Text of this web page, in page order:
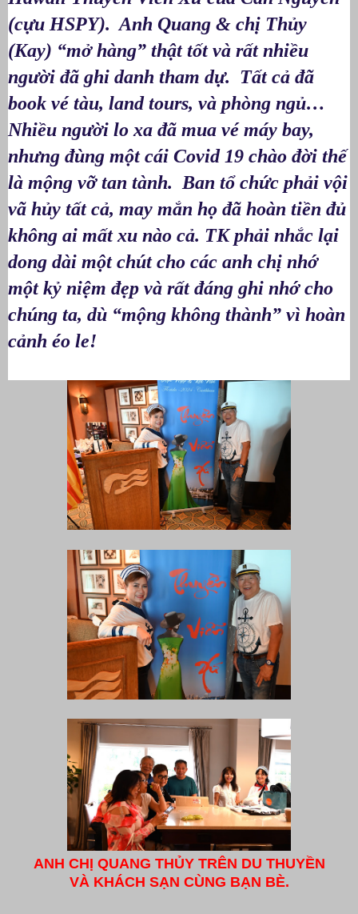
(cựu HSPY). Anh Quang & chị Thủy
(Kay) “mở hàng” thật tốt và rất nhiều
người đã ghi danh tham dự. Tất cả đã
book vé tàu, land tours, và phòng ngủ…
Nhiều người lo xa đã mua vé máy bay,
nhưng đùng một cái Covid 19 chào đời thế
là mộng vỡ tan tành. Ban tổ chức phải vội
vã hủy tất cả, may mắn họ đã hoàn tiền đủ
không ai mất xu nào cả. TK phải nhắc lại
dong dài một chút cho các anh chị nhớ
một kỷ niệm đẹp và rất đáng ghi nhớ cho
chúng ta, dù “mộng không thành” vì hoàn
cảnh éo le!
ANH CHỊ QUANG THỦY TRÊN DU THUYỀN
VÀ KHÁCH SẠN CÙNG BẠN BÈ.